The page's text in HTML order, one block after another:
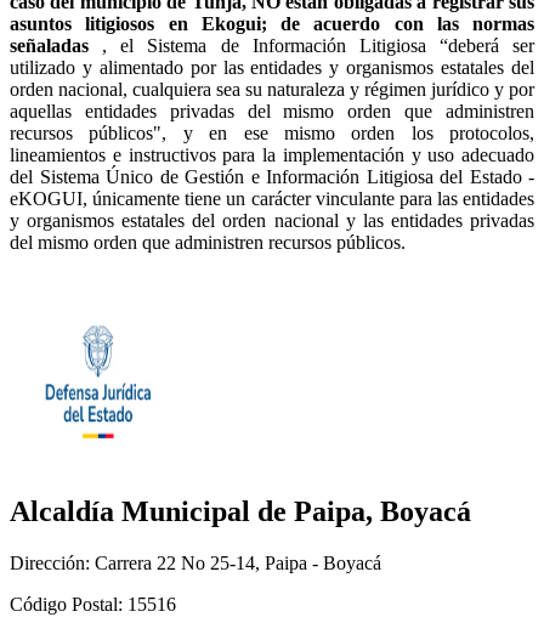
asuntos litigiosos en Ekogui; de acuerdo con las normas
señaladas , el Sistema de Información Litigiosa “deberá ser
utilizado y alimentado por las entidades y organismos estatales del
orden nacional, cualquiera sea su naturaleza y régimen jurídico y por
aquellas entidades privadas del mismo orden que administren
recursos públicos", y en ese mismo orden los protocolos,
lineamientos e instructivos para la implementación y uso adecuado
del Sistema Único de Gestión e Información Litigiosa del Estado -
eKOGUI, únicamente tiene un carácter vinculante para las entidades
y organismos estatales del orden nacional y las entidades privadas
del mismo orden que administren recursos públicos.
Alcaldía Municipal de Paipa, Boyacá
Dirección: Carrera 22 No 25-14, Paipa - Boyacá
Código Postal: 15516